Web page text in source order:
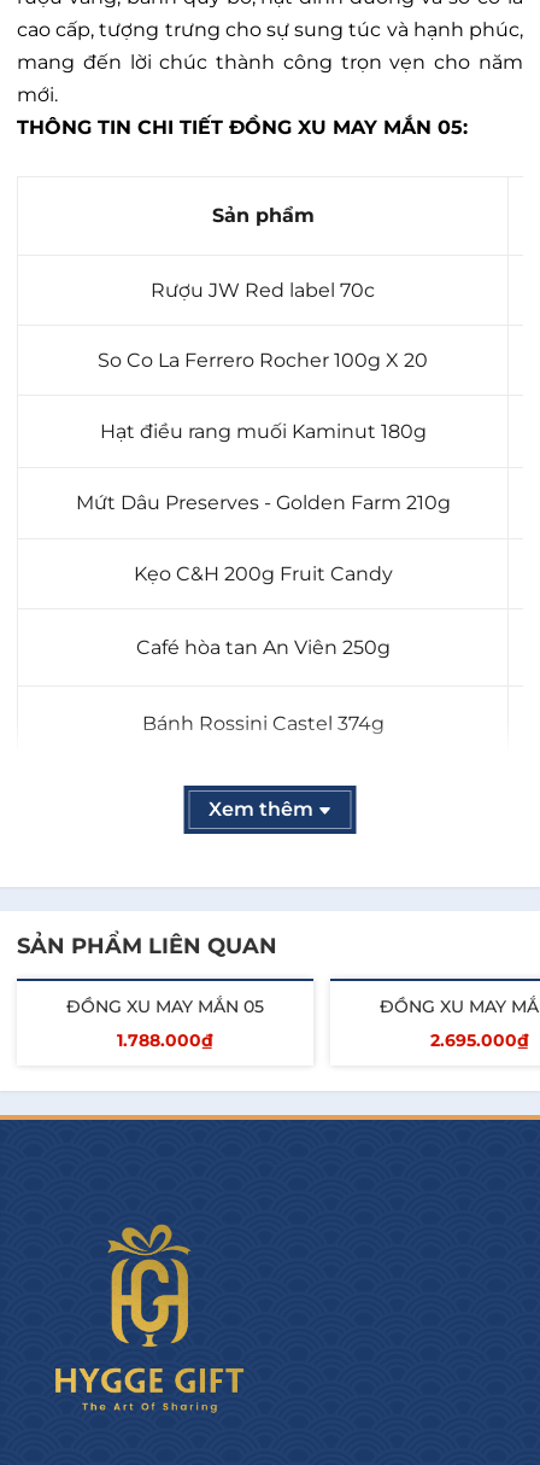
cao cấp, tượng trưng cho sự sung túc và hạnh phúc,
mang đến lời chúc thành công trọn vẹn cho năm
mới.
THÔNG TIN CHI TIẾT ĐỒNG XU MAY MẮN 05:
Sản phẩm
Rượu JW Red label 70c
So Co La Ferrero Rocher 100g X 20
Hạt điều rang muối Kaminut 180g
Mứt Dâu Preserves - Golden Farm 210g
Kẹo C&H 200g Fruit Candy
Café hòa tan An Viên 250g
Bánh Rossini Castel 374g
Hộp gỗ + Túi
- Thiết kế câu chuyện quà tặng Signature cho từng
- Cung cấp hóa đơn và chứng từ đầy đủ, minh bạch.
-  Đáp ứng Số Lượng Lớn và giao hàng Nhanh trên
- Đội ngũ nhân viên tư vấn nhiệt tình, chuyên
nghiệp và tận tâm.
Quý khách hãy nhanh tay Inbox hoặc liên hệ: 0909
75 37 37 ngay để nhận Giá Ưu Đãi khi đặt hàng sớm.
-------------------------------------
HYGGE GOURMET
Xem thêm
SẢN PHẨM LIÊN QUAN
ĐỒNG XU MAY MẮN 05
1.788.000₫
Thêm vào giỏ
ĐỒNG XU MAY
2.695.000₫
Thêm vào giỏ